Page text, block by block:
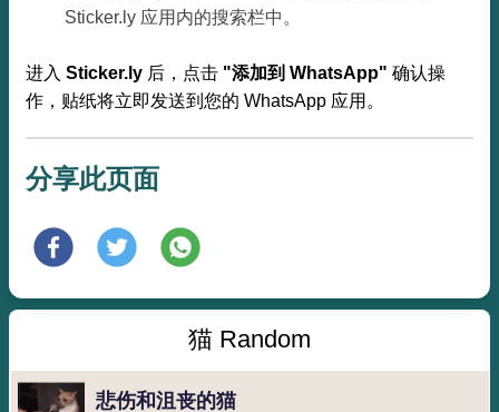
Sticker.ly 应用内的搜索栏中。
进入 Sticker.ly 后，点击 "添加到 WhatsApp" 确认操
作，贴纸将立即发送到您的 WhatsApp 应用。
分享此页面
猫 Random
悲伤和沮丧的猫